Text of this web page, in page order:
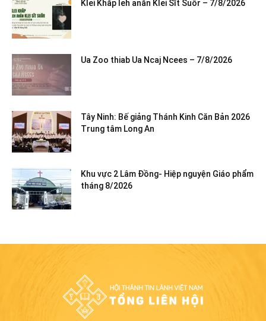
Klei Khăp leh anăn Klei Sĭt Suôr – 7/8/2026
Ua Zoo thiab Ua Ncaj Ncees – 7/8/2026
Tây Ninh: Bế giảng Thánh Kinh Căn Bản 2026
Trung tâm Long An
Khu vực 2 Lâm Đồng- Hiệp nguyện Giáo phẩm
tháng 8/2026